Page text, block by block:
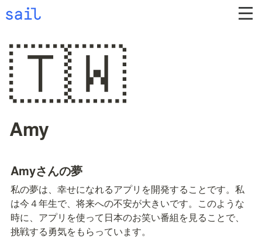
🇹🇼
Amy
Amyさんの夢
私の夢は、幸せになれるアプリを開発することです。私
は今４年生で、将来への不安が大きいです。このような
時に、アプリを使って日本のお笑い番組を見ることで、
挑戦する勇気をもらっています。